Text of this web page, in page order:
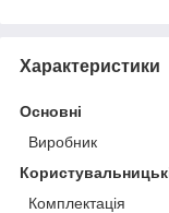
Характеристики
Основні
Виробник
Комплектація